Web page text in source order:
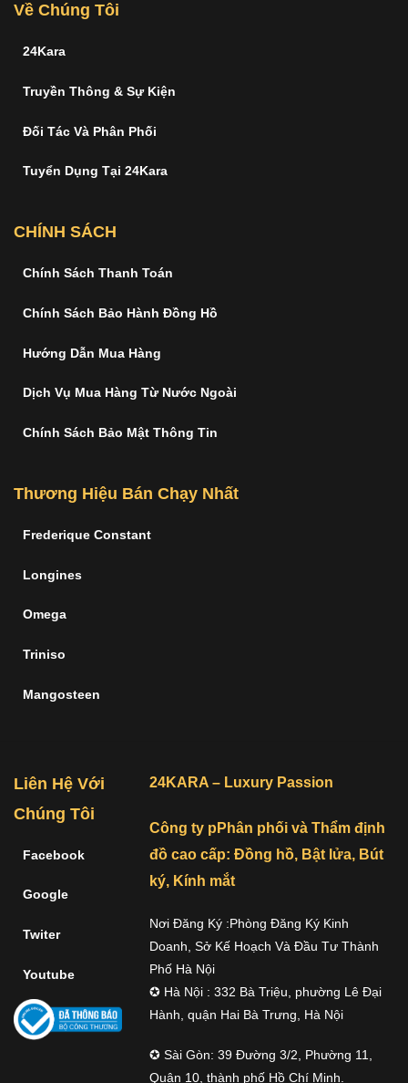
Về Chúng Tôi
24Kara
Truyền Thông & Sự Kiện
Đối Tác Và Phân Phối
Tuyển Dụng Tại 24Kara
CHÍNH SÁCH
Chính Sách Thanh Toán
Chính Sách Bảo Hành Đồng Hồ
Hướng Dẫn Mua Hàng
Dịch Vụ Mua Hàng Từ Nước Ngoài
Chính Sách Bảo Mật Thông Tin
Thương Hiệu Bán Chạy Nhất
Frederique Constant
Longines
Omega
Triniso
Mangosteen
Liên Hệ Với
Chúng Tôi
Facebook
Google
Twiter
Youtube
24KARA – Luxury Passion
Công ty pPhân phối và Thẩm định
đồ cao cấp: Đồng hồ, Bật lửa, Bút
ký, Kính mắt
Nơi Đăng Ký :Phòng Đăng Ký Kinh
Doanh, Sở Kế Hoạch Và Đầu Tư Thành
Phố Hà Nội
✪ Hà Nội : 332 Bà Triệu, phường Lê Đại
Hành, quận Hai Bà Trưng, Hà Nội
✪ Sài Gòn: 39 Đường 3/2, Phường 11,
Quận 10, thành phố Hồ Chí Minh.